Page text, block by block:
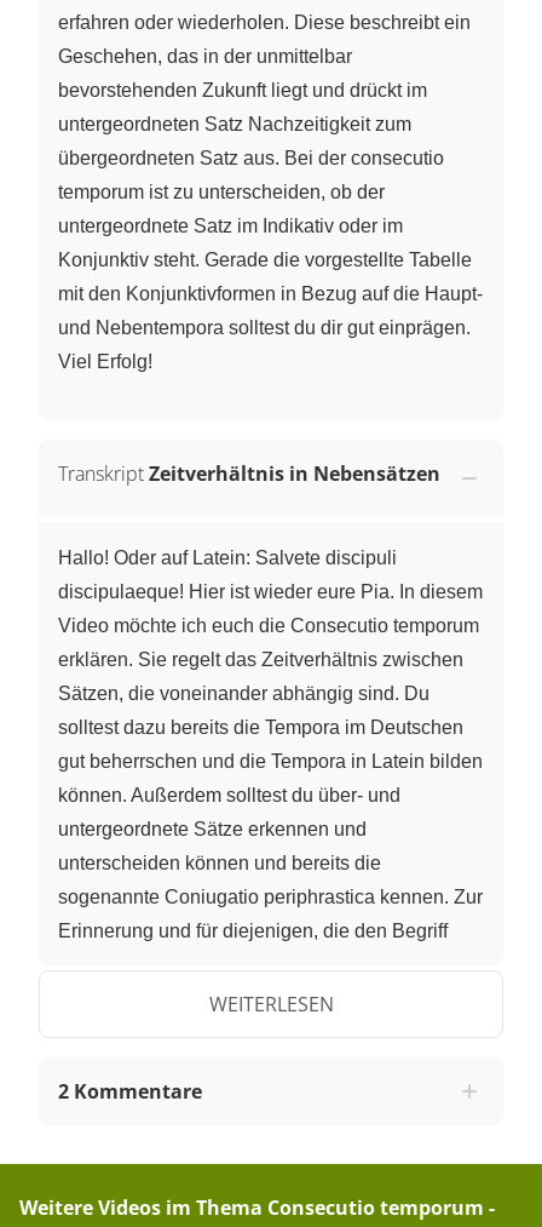
erfahren oder wiederholen. Diese beschreibt ein
Geschehen, das in der unmittelbar
bevorstehenden Zukunft liegt und drückt im
untergeordneten Satz Nachzeitigkeit zum
übergeordneten Satz aus. Bei der consecutio
temporum ist zu unterscheiden, ob der
untergeordnete Satz im Indikativ oder im
Konjunktiv steht. Gerade die vorgestellte Tabelle
mit den Konjunktivformen in Bezug auf die Haupt-
und Nebentempora solltest du dir gut einprägen.
Viel Erfolg!
TranskriptZeitverhältnis in Nebensätzen
Hallo! Oder auf Latein: Salvete discipuli
discipulaeque! Hier ist wieder eure Pia. In diesem
Video möchte ich euch die Consecutio temporum
erklären. Sie regelt das Zeitverhältnis zwischen
Sätzen, die voneinander abhängig sind. Du
solltest dazu bereits die Tempora im Deutschen
gut beherrschen und die Tempora in Latein bilden
können. Außerdem solltest du über- und
untergeordnete Sätze erkennen und
unterscheiden können und bereits die
sogenannte Coniugatio periphrastica kennen. Zur
Erinnerung und für diejenigen, die den Begriff
werde ich sie später noch einmal kurz erklären. In
der lateinischen Sprache wird im allgemeinen
geachtet, in welchem Zeitverhältnis ein
Satz stehen. Es gibt drei verschiedene
Möglichkeiten für das Zeitverhältnis von über-
WEITERLESEN
2 Kommentare
Weitere Videos im Thema Consecutio temporum -